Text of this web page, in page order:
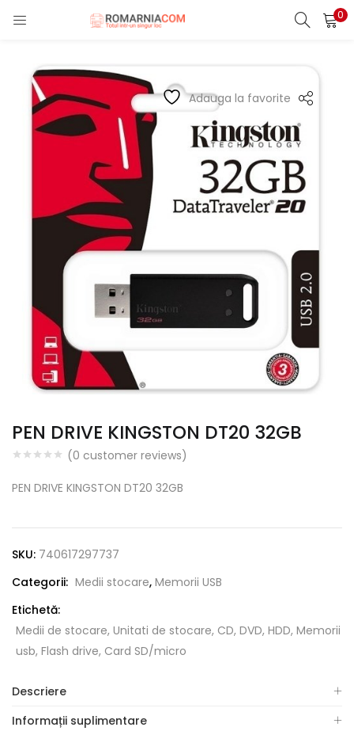
0
LOGIN REGISTER
Enter your username and password to login.
Remember me
Adauga la favorite
PEN DRIVE KINGSTON DT20 32GB
(0 customer reviews)
PEN DRIVE KINGSTON DT20 32GB
SKU: 740617297737
Categorii: Medii stocare, Memorii USB
Etichetă:
Medii de stocare, Unitati de stocare, CD, DVD, HDD, Memorii
usb, Flash drive, Card SD/micro
Descriere
Informații suplimentare